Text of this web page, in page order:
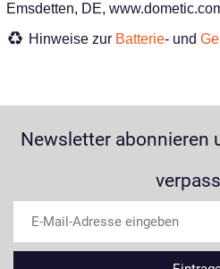
Emsdetten, DE,
Hinweise zur Batterie- und
Newsletter abonnieren